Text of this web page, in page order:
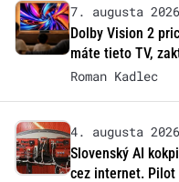
7. augusta 2026
Dolby Vision 2
máte tieto TV,
Roman Kadlec
4. augusta 2026
Slovenský AI
cez internet. Pilot